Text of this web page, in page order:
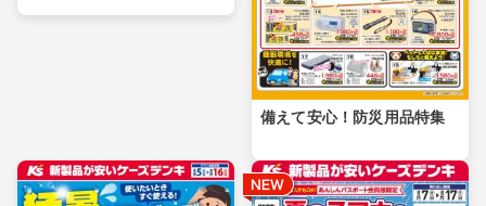
備えて安心！防災用品特集